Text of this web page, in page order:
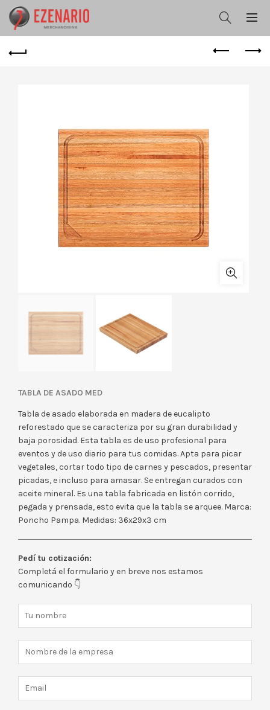
TABLA DE ASADO MED
Tabla de asado elaborada en madera de eucalipto
reforestado que se caracteriza por su gran durabilidad y
baja porosidad. Esta tabla es de uso profesional para
eventos y de uso diario para tus comidas. Apta para picar
vegetales, cortar todo tipo de carnes y pescados, presentar
picadas, e incluso para amasar. Se entregan curados con
aceite mineral. Es una tabla fabricada en listón corrido,
pegada y prensada, esto evita que la tabla se arquee. Marca:
Poncho Pampa. Medidas: 36x29x3 cm
Pedí tu cotización:
Completá el formulario y en breve nos estamos
comunicando 👇